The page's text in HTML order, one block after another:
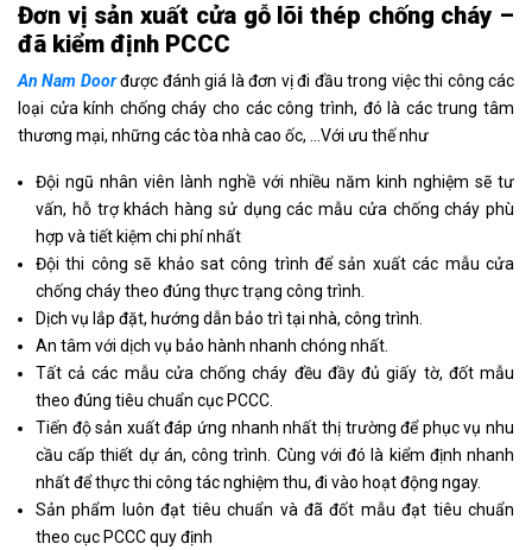
Đơn vị sản xuất cửa gỗ lõi thép chống cháy –
đã kiểm định PCCC
An Nam Doorđược đánh giá là đơn vị đi đầu trong việc thi công các
loại cửa kính chống cháy cho các công trình, đó là các trung tâm
thương mại, những các tòa nhà cao ốc, …Với ưu thế như
Đội ngũ nhân viên lành nghề với nhiều năm kinh nghiệm sẽ tư
vấn, hỗ trợ khách hàng sử dụng các mẫu cửa chống cháy phù
hợp và tiết kiệm chi phí nhất
Đội thi công sẽ khảo sat công trình để sản xuất các mẫu cửa
chống cháy theo đúng thực trạng công trình.
Dịch vụ lắp đặt, hướng dẫn bảo trì tại nhà, công trình.
An tâm với dịch vụ bảo hành nhanh chóng nhất.
Tất cả các mẫu cửa chống cháy đều đầy đủ giấy tờ, đốt mẫu
theo đúng tiêu chuẩn cục PCCC.
Tiến độ sản xuất đáp ứng nhanh nhất thị trường để phục vụ nhu
cầu cấp thiết dự án, công trình. Cùng với đó là kiểm định nhanh
nhất để thực thi công tác nghiệm thu, đi vào hoạt động ngay.
Sản phẩm luôn đạt tiêu chuẩn và đã đốt mẫu đạt tiêu chuẩn
theo cục PCCC quy định